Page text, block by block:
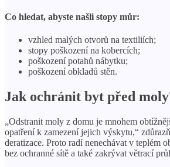
Co hledat, abyste našli stopy můr:
vzhled malých otvorů na textiliích;
stopy poškození na kobercích;
poškození potahů nábytku;
poškození obkladů stěn.
Jak ochránit byt před
„Odstranit moly z domu je mnohem
opatření k zamezení jejich výskytu,“
deratizace. Proto radí nenechávat v teplém
bez ochranné sítě a také zakrývat větrací